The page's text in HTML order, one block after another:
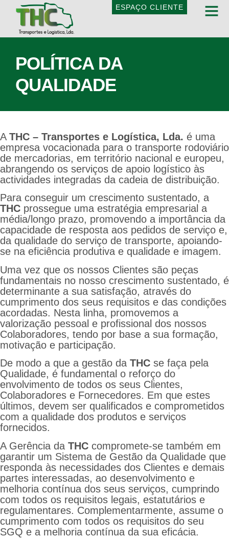
ESPAÇO CLIENTE
POLÍTICA DA
QUALIDADE
A THC – Transportes e Logística, Lda. é uma
empresa vocacionada para o transporte rodoviário
de mercadorias, em território nacional e europeu,
abrangendo os serviços de apoio logístico às
actividades integradas da cadeia de distribuição.
Para conseguir um crescimento sustentado, a
THC prossegue uma estratégia empresarial a
média/longo prazo, promovendo a importância da
capacidade de resposta aos pedidos de serviço e,
da qualidade do serviço de transporte, apoiando-
se na eficiência produtiva e qualidade e imagem.
Uma vez que os nossos Clientes são peças
fundamentais no nosso crescimento sustentado, é
determinante a sua satisfação, através do
cumprimento dos seus requisitos e das condições
acordadas. Nesta linha, promovemos a
valorização pessoal e profissional dos nossos
Colaboradores, tendo por base a sua formação,
motivação e participação.
De modo a que a gestão da THC se faça pela
Qualidade, é fundamental o reforço do
envolvimento de todos os seus Clientes,
Colaboradores e Fornecedores. Em que estes
últimos, devem ser qualificados e comprometidos
com a qualidade dos produtos e serviços
fornecidos.
A Gerência da THC compromete-se também em
garantir um Sistema de Gestão da Qualidade que
responda às necessidades dos Clientes e demais
partes interessadas, ao desenvolvimento e
melhoria contínua dos seus serviços, cumprindo
com todos os requisitos legais, estatutários e
regulamentares. Complementarmente, assume o
cumprimento com todos os requisitos do seu
SGQ e a melhoria contínua da sua eficácia.